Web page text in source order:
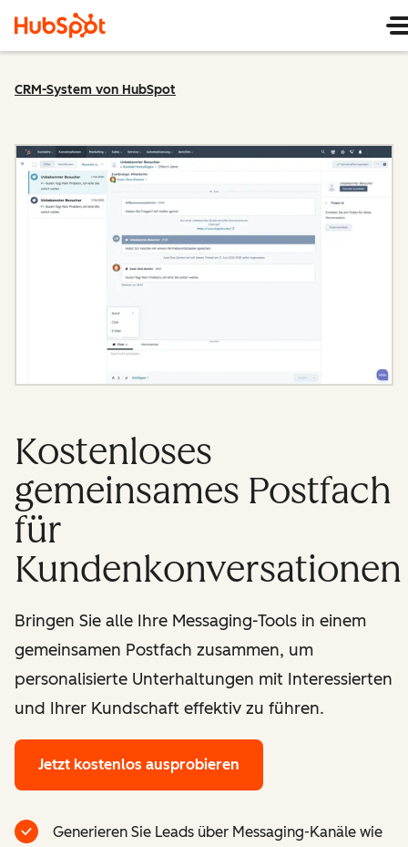
CRM-System von HubSpot
Kostenloses
gemeinsames Postfach
für
Kundenkonversationen
Bringen Sie alle Ihre Messaging-Tools in einem
gemeinsamen Postfach zusammen, um
personalisierte Unterhaltungen mit Interessierten
und Ihrer Kundschaft effektiv zu führen.
Jetzt kostenlos ausprobieren
Generieren Sie Leads über Messaging-Kanäle wie